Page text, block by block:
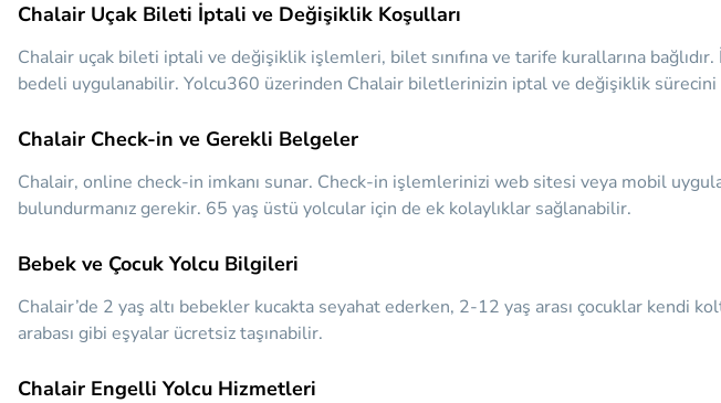
Chalair Uçak Bileti İptali ve Değişiklik Koşulları
Chalair uçak bileti iptali ve değişiklik işlemleri, bilet sınıfına ve tarife kurallarına
bedeli uygulanabilir. Yolcu360 üzerinden Chalair biletlerinizin iptal ve değişiklik
Chalair Check-in ve Gerekli Belgeler
Chalair, online check-in imkanı sunar. Check-in işlemlerinizi web sitesi veya mobil
bulundurmanız gerekir. 65 yaş üstü yolcular için de ek kolaylıklar sağlanabilir.
Bebek ve Çocuk Yolcu Bilgileri
Chalair’de 2 yaş altı bebekler kucakta seyahat ederken, 2-12 yaş arası çocuklar kendi
arabası gibi eşyalar ücretsiz taşınabilir.
Chalair Engelli Yolcu Hizmetleri